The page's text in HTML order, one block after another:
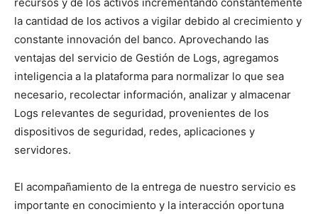
la cantidad de los activos a vigilar debido al crecimiento y
constante innovación del banco. Aprovechando las
ventajas del servicio de Gestión de Logs, agregamos
inteligencia a la plataforma para normalizar lo que sea
necesario, recolectar información, analizar y almacenar
Logs relevantes de seguridad, provenientes de los
dispositivos de seguridad, redes, aplicaciones y
servidores.
El acompañamiento de la entrega de nuestro servicio es
importante en conocimiento y la interacción oportuna